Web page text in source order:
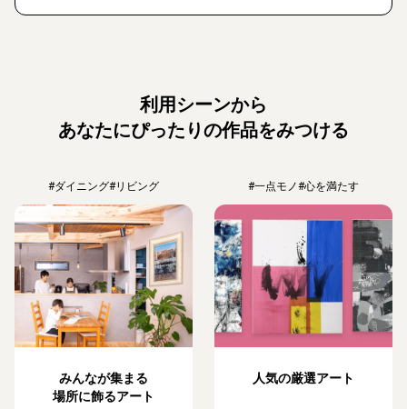
利用シーンから
あなたにぴったりの作品をみつける
#ダイニング#リビング
みんなが集まる
場所に飾るアート
#一点モノ#心を満たす
人気の厳選アート